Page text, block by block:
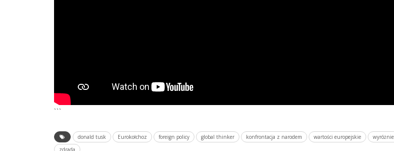
```
donald tusk Eurokołchoz foreign policy global thinker konfrontacja z narodem wartości europejskie